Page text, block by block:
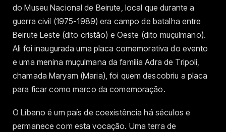
do Museu Nacional de Beirute, local que durante a
guerra civil (1975-1989) era campo de batalha entre
Beirute Leste (dito cristão) e Oeste (dito muçulmano).
Ali foi inaugurada uma placa comemorativa do evento
e uma menina muçulmana da família Adra de Tripoli,
chamada Maryam (Maria), foi quem descobriu a placa
para ficar como marco da comemoração.
O Líbano é um país de coexistência há séculos e
permanece com esta vocação. Uma terra de